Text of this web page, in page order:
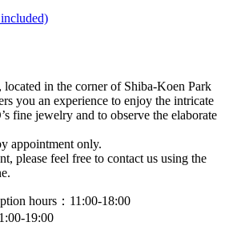
in the corner of Shiba-Koen Park
you an experience to enjoy the intricate
fine jewelry and to observe the elaborate
appointment only.
please feel free to contact us using the
hours：11:00-18:00
19:00